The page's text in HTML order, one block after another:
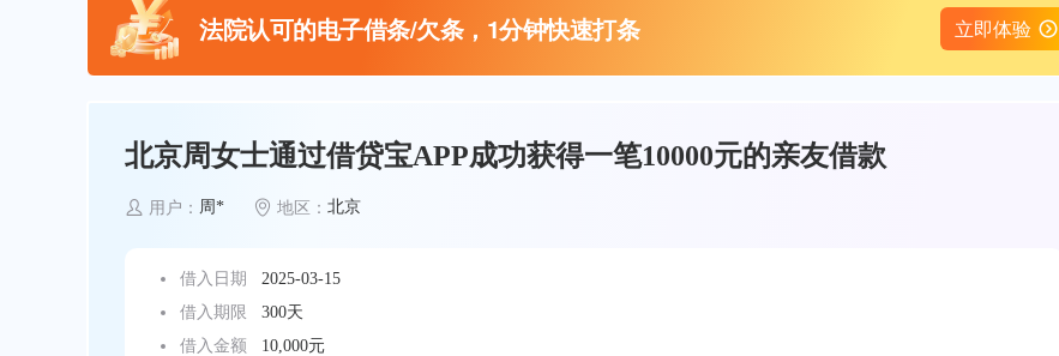
法院认可的电子借条/欠条，1分钟快速打条 立即体验
北京周女士通过借贷宝APP成功获得一笔10000元的亲友借款
用户： 周* 地区： 北京
借入日期
2025-03-15
借入期限
300天
借入金额
10,000元